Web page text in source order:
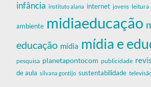
infância instituto alana internet jovens leitura
ambiente midiaeducação
educação mídia mídia e
pesquisa planetapontocom publicidade
de aula silvana gontijo sustentabilidade